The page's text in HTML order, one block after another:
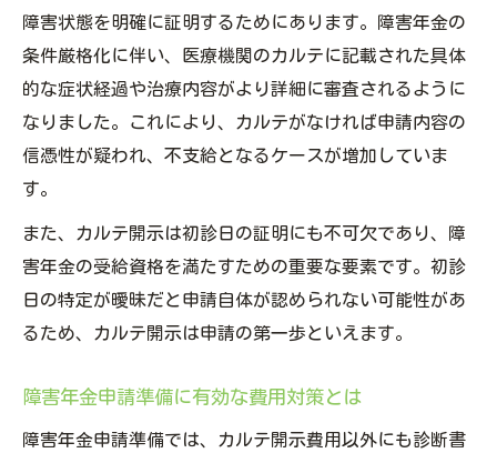
障害状態を明確に証明するためにあります。障害年金の
条件厳格化に伴い、医療機関のカルテに記載された具体
的な症状経過や治療内容がより詳細に審査されるように
なりました。これにより、カルテがなければ申請内容の
信憑性が疑われ、不支給となるケースが増加していま
す。
また、カルテ開示は初診日の証明にも不可欠であり、障
害年金の受給資格を満たすための重要な要素です。初診
日の特定が曖昧だと申請自体が認められない可能性があ
るため、カルテ開示は申請の第一歩といえます。
障害年金申請準備に有効な費用対策とは
障害年金申請準備では、カルテ開示費用以外にも診断書